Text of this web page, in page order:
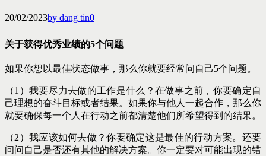
20/02/2023by dang tin0
关于获得优秀业绩的5个问题
如果你想以最佳状态做事，那么你就要经常问自己5个问题。
（1）我要尽力去做的工作是什么？在做事之前，你要确定自
己理想的奋斗目标或者结果。如果你与他人一起合作，那么你
就要确保每一个人在行动之前都清楚他们所希望得到的结果。
（2）我应该如何去做？你要确定这是最佳的行动方案。还要
问问自己是否还有其他的解决方案。你一定要对可能出现的错